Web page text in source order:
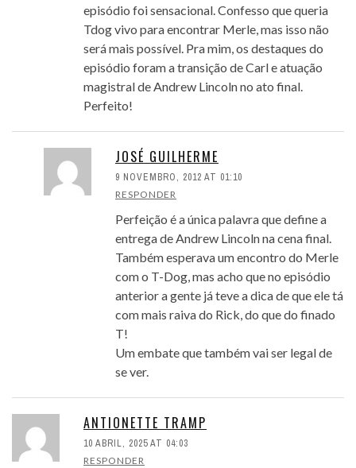
episódio foi sensacional. Confesso que queria
Tdog vivo para encontrar Merle, mas isso não
será mais possível. Pra mim, os destaques do
episódio foram a transição de Carl e atuação
magistral de Andrew Lincoln no ato final.
Perfeito!
JOSÉ GUILHERME
9 NOVEMBRO, 2012 AT 01:10
RESPONDER
Perfeição é a única palavra que define a
entrega de Andrew Lincoln na cena final.
Também esperava um encontro do Merle
com o T-Dog, mas acho que no episódio
anterior a gente já teve a dica de que ele tá
com mais raiva do Rick, do que do finado
T!
Um embate que também vai ser legal de
se ver.
ANTIONETTE TRAMP
10 ABRIL, 2025 AT 04:03
RESPONDER